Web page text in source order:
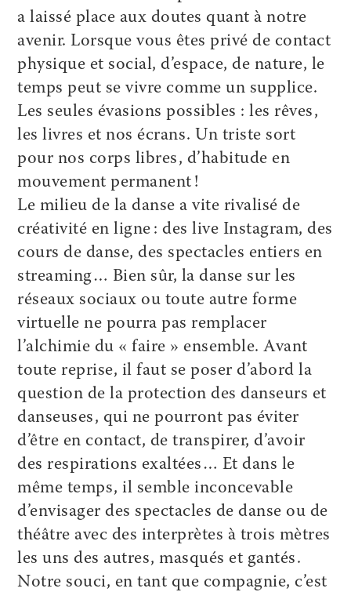
a laissé place aux doutes quant à notre
avenir. Lorsque vous êtes privé de contact
physique et social, d’espace, de nature, le
temps peut se vivre comme un supplice.
Les seules évasions possibles : les rêves,
les livres et nos écrans. Un triste sort
pour nos corps libres, d’habitude en
mouvement permanent !
Le milieu de la danse a vite rivalisé de
créativité en ligne : des live Instagram, des
cours de danse, des spectacles entiers en
streaming… Bien sûr, la danse sur les
réseaux sociaux ou toute autre forme
virtuelle ne pourra pas remplacer
l’alchimie du « faire » ensemble. Avant
toute reprise, il faut se poser d’abord la
question de la protection des danseurs et
danseuses, qui ne pourront pas éviter
d’être en contact, de transpirer, d’avoir
des respirations exaltées… Et dans le
même temps, il semble inconcevable
d’envisager des spectacles de danse ou de
théâtre avec des interprètes à trois mètres
les uns des autres, masqués et gantés.
Notre souci, en tant que compagnie, c’est